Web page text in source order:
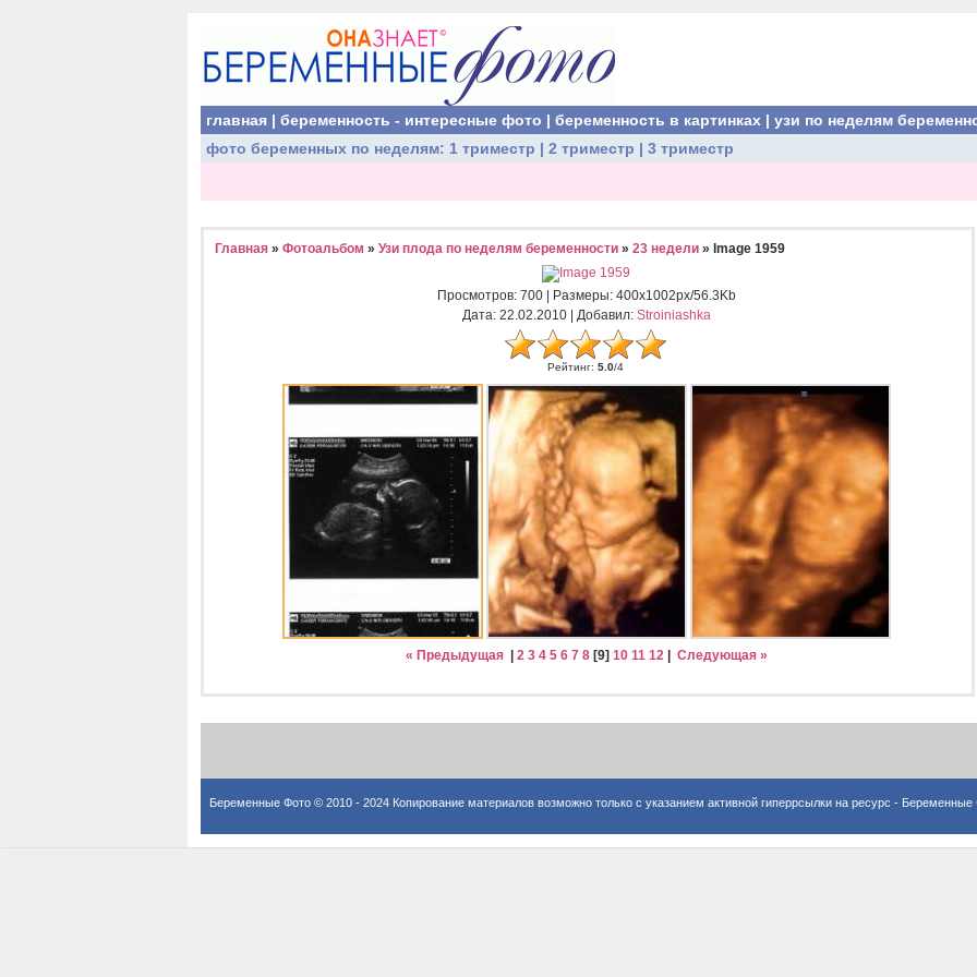
главная | беременность - интересные фото | беременность в картинках | узи по неделям
фото беременных по неделям: 1 триместр | 2 триместр | 3 триместр
Главная » Фотоальбом » Узи плода по неделям беременности » 23 недели » Image 1959
Просмотров: 700 | Размеры: 400x1002px/56.3Kb
Дата: 22.02.2010 | Добавил: Stroiniashka
Рейтинг: 5.0/4
« Предыдущая| 2 3 4 5 6 7 8[9] 10 11 12| Следующая »
Беременные Фото © 2010 - 2024 Копирование материалов возможно только с указанием активной гиперрсылки на ресурс - Беременные